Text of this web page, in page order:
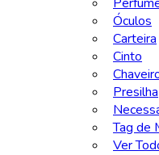
Óculos
Carteira
Cinto
Presilha
Tag de
Ver